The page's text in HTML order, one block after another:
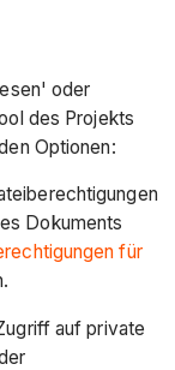
oder
des Projekts
Optionen:
Dokuments
für
auf private